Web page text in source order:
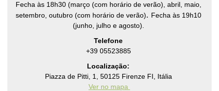
Fecha às 18h30 (março (com horário de verão), abril, maio,
setembro, outubro (com horário de verão). Fecha às 19h10
(junho, julho e agosto).
Telefone
+39 05523885
Localização:
Piazza de Pitti, 1, 50125 Firenze FI, Itália
Ver no mapa